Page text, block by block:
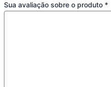
Sua avaliação sobre o produto *